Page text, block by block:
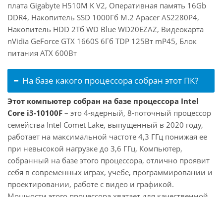
плата Gigabyte H510M K V2, Оперативная память 16Gb
DDR4, Накопитель SSD 1000Гб M.2 Apacer AS2280P4,
Накопитель HDD 2Тб WD Blue WD20EZAZ, Видеокарта
nVidia GeForce GTX 1660S 6Гб TDP 125Вт mP45, Блок
питания ATX 600Вт
На базе какого процессора собран этот ПК?
Этот компьютер собран на базе процессора Intel
Core i3-10100F – это 4-ядерный, 8-поточный процессор
семейства Intel Comet Lake, выпущенный в 2020 году,
работает на максимальной частоте 4,3 ГГц понижая ее
при невысокой нагрузке до 3,6 ГГц. Компьютер,
собранный на базе этого процессора, отлично проявит
себя в современных играх, учебе, программировании и
проектировании, работе с видео и графикой.